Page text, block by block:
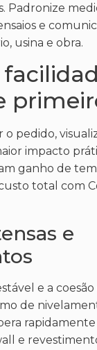
Padronize
e
usina e obra.
pedido,
impacto
ganho de
total com
e
e a
de
e